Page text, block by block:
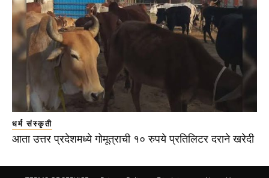
धर्म संस्कृती
आता उत्तर प्रदेशमध्ये गोमूत्राची १० रुपये प्रतिलिटर दराने खरेदी